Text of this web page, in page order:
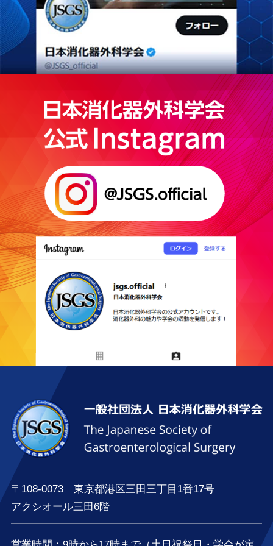
〒108-0073 東京都港区三田三丁目1番17号
アクシオール三田6階